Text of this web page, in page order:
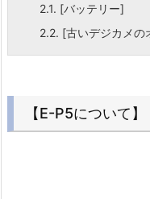
2.1. [バッテリー]
2.2. [古いデジカメの
【E-P5について】